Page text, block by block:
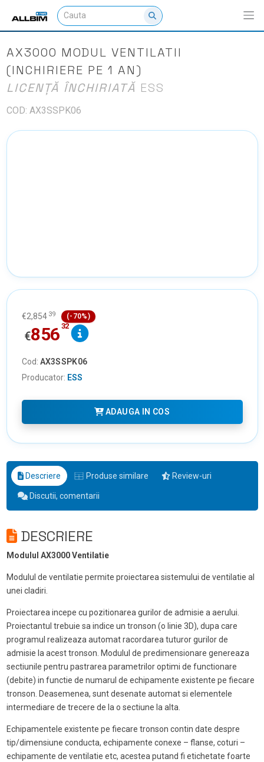
AX3000 MODUL VENTILATII
(INCHIRIERE PE 1 AN)
LICENȚĂ ÎNCHIRIATĂ ESS
COD: AX3SSPK06
€2,854 39 (-70%)
€856 32
Cod: AX3SSPK06
Producator: ESS
ADAUGA IN COS
Descriere Produse similare Review-uri
Discutii, comentarii
DESCRIERE
Modulul AX3000 Ventilatie
Modulul de ventilatie permite proiectarea sistemului de ventilatie al
unei cladiri.
Proiectarea incepe cu pozitionarea gurilor de admisie a aerului.
Proiectantul trebuie sa indice un tronson (o linie 3D), dupa care
programul realizeaza automat racordarea tuturor gurilor de
admisie la acest tronson. Modulul de predimensionare genereaza
sectiunile pentru pastrarea parametrilor optimi de functionare
(debite) in functie de numarul de echipamente existente pe fiecare
tronson. Deasemenea, sunt desenate automat si elementele
intermediare de trecere de la o sectiune la alta.
Echipamentele existente pe fiecare tronson contin date despre
tip/dimensiune conducta, echipamente conexe – flanse, coturi –
echipamente de ventilatie etc, acestea putand fi etichetate foarte